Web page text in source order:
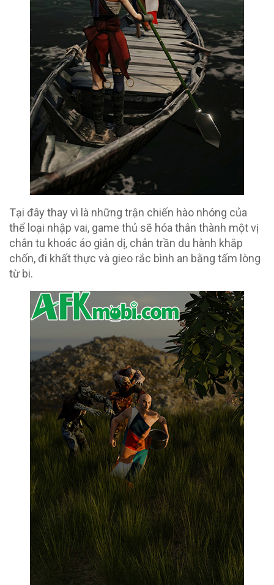
Tại đây thay vì là những trận chiến hào nhóng của
thể loại nhập vai, game thủ sẽ hóa thân thành một vị
chân tu khoác áo giản dị, chân trần du hành khắp
chốn, đi khất thực và gieo rắc bình an bằng tấm lòng
từ bi.